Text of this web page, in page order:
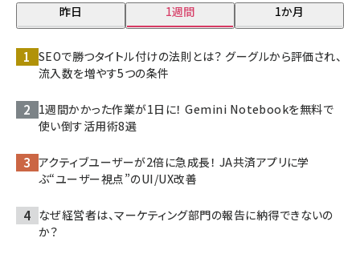
昨日 1週間 1か月
SEOで勝つタイトル付けの法則とは？ グーグルから評価され、
流入数を増やす5つの条件
1週間かかった作業が1日に！ Gemini Notebookを無料で
使い倒す活用術8選
アクティブユーザーが2倍に急成長！ JA共済アプリに学
ぶ“ユーザー視点”のUI/UX改善
なぜ経営者は、マーケティング部門の報告に納得できないの
か？